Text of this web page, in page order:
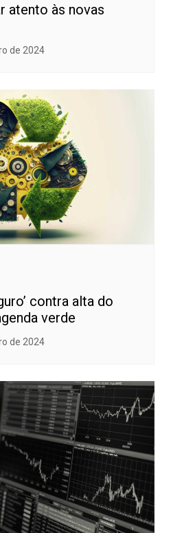
atento às novas
de 2024
contra alta do
verde
de 2024